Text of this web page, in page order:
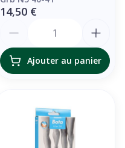
14,50 €
Ajouter au panier